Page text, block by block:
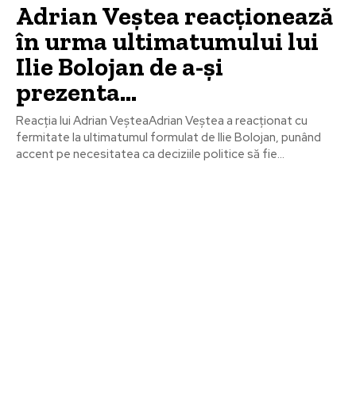
Adrian Veștea reacționează
în urma ultimatumului lui
Ilie Bolojan de a-și
prezenta…
Reacția lui Adrian VeșteaAdrian Veștea a reacționat cu
fermitate la ultimatumul formulat de Ilie Bolojan, punând
accent pe necesitatea ca deciziile politice să fie...